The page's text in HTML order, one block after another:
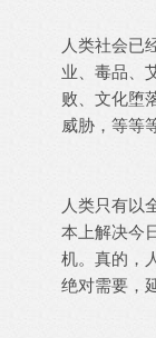
人类社会已
业、毒品、
败、文化堕
威胁，等等
人类只有以
本上解决今
机。真的，
绝对需要，